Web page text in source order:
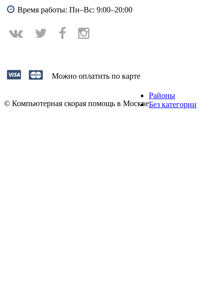
Время работы: Пн–Вс: 9:00–20:00
Можно оплатить по карте
© Компьютерная скорая помощь в Москве
Районы
Без категории